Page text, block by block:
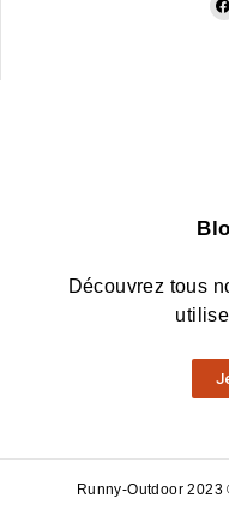
Découvrez tous
Runny-Outdoor